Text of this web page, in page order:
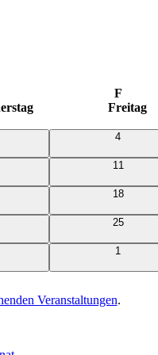
F
Freitag
0
4
011
018
0
25
0
1
Veranstaltungen.